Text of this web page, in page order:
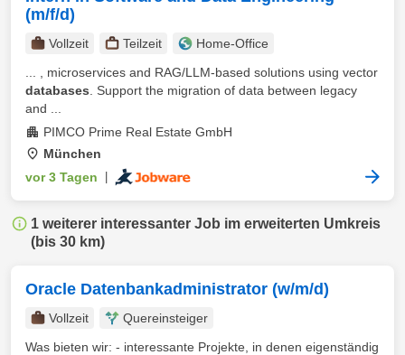
(m/f/d)
Vollzeit Teilzeit
Home-Office
... , microservices and RAG/LLM-based solutions using vector
databases . Support the migration of data between legacy
and ...
PIMCO Prime Real Estate GmbH
München
vor 3 Tagen
1 weiterer interessanter Job im erweiterten Umkreis
(bis 30 km)
Oracle Datenbankadministrator (w/m/d)
Vollzeit
Quereinsteiger
Was bieten wir: - interessante Projekte, in denen eigenständig